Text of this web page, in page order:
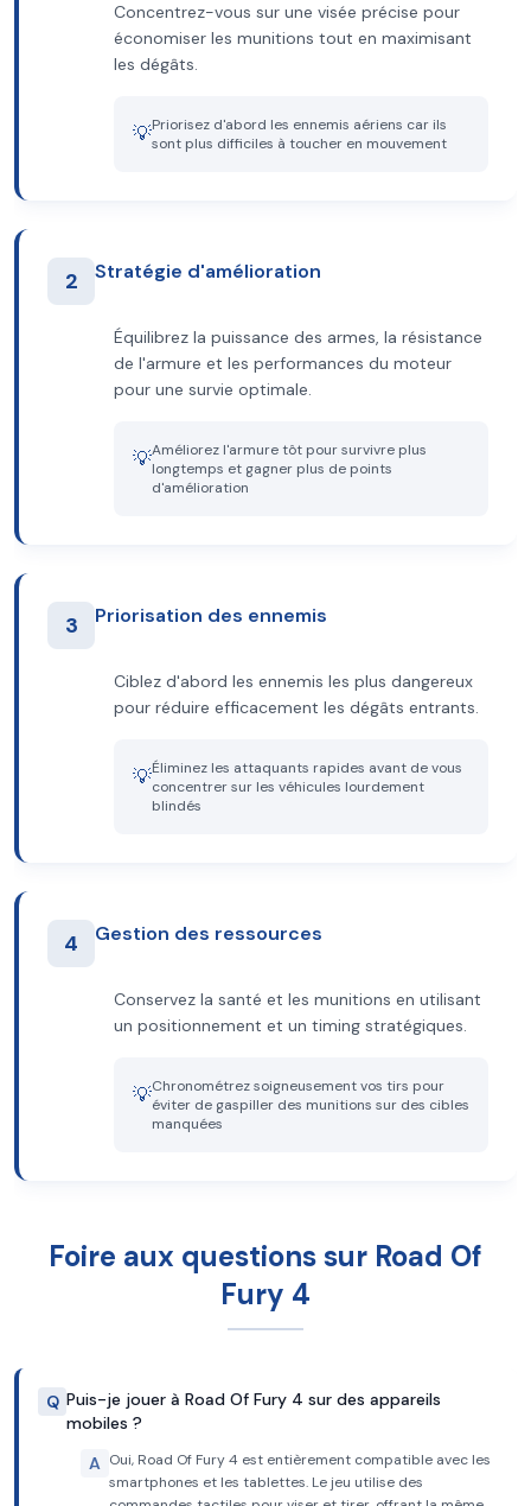
Concentrez-vous sur une visée précise pour
économiser les munitions tout en maximisant
les dégâts.
💡Priorisez d'abord les ennemis aériens car ils
sont plus difficiles à toucher en mouvement
2 Stratégie d'amélioration
Équilibrez la puissance des armes, la résistance
de l'armure et les performances du moteur
pour une survie optimale.
💡Améliorez l'armure tôt pour survivre plus
longtemps et gagner plus de points
d'amélioration
3 Priorisation des ennemis
Ciblez d'abord les ennemis les plus dangereux
pour réduire efficacement les dégâts entrants.
💡Éliminez les attaquants rapides avant de vous
concentrer sur les véhicules lourdement
blindés
4 Gestion des ressources
Conservez la santé et les munitions en utilisant
un positionnement et un timing stratégiques.
💡Chronométrez soigneusement vos tirs pour
éviter de gaspiller des munitions sur des cibles
manquées
Foire aux questions sur Road Of
Fury 4
Q Puis-je jouer à Road Of Fury 4 sur des appareils
mobiles ?
A Oui, Road Of Fury 4 est entièrement compatible avec les
smartphones et les tablettes. Le jeu utilise des